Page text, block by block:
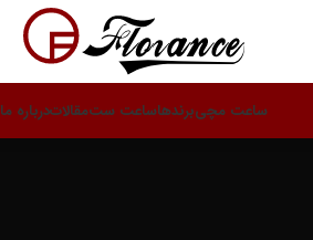
ساعت مچیبرندهاساعت ستمقالاتدرباره ما